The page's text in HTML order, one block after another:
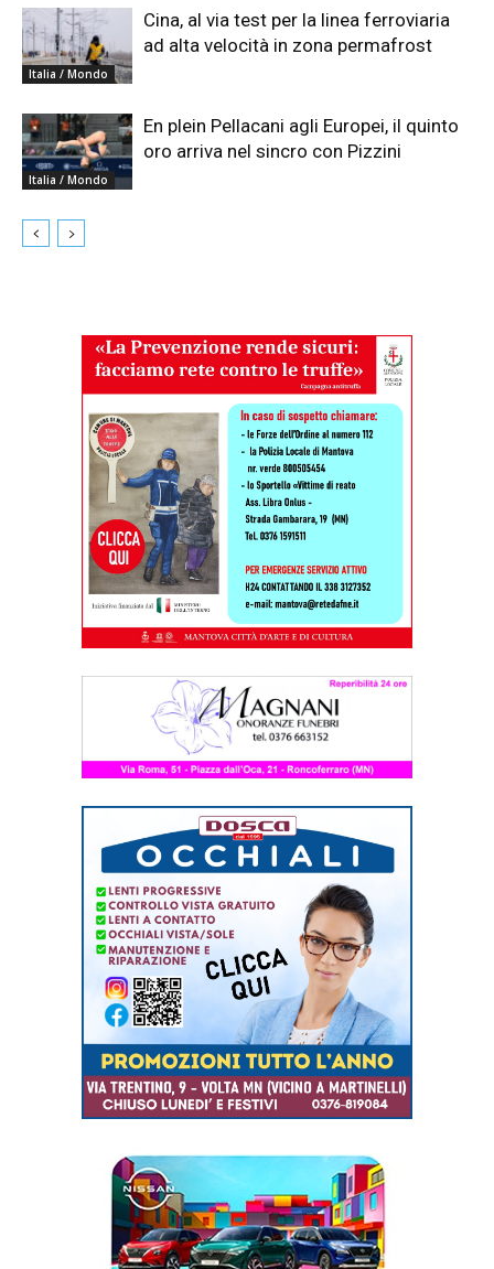
Italia / Mondo
Cina, al via test per la linea ferroviaria
ad alta velocità in zona permafrost
Italia / Mondo
En plein Pellacani agli Europei, il quinto
oro arriva nel sincro con Pizzini